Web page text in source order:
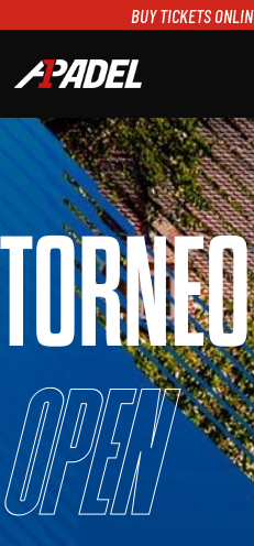
BUY TICKETS
Open